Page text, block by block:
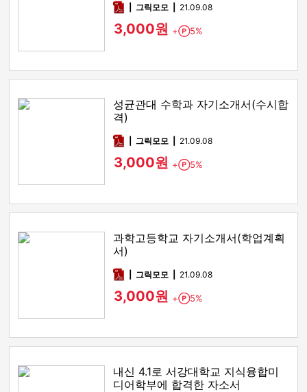
pdf그릭모모 21.09.08
3,000원 + Point
5%
성균관대 수학과 자기소개서(수시합
격)
pdf그릭모모 21.09.08
3,000원 + Point
5%
과학고등학교 자기소개서(학업계획
서)
pdf그릭모모 21.09.08
3,000원 + Point
5%
내신 4.1로 서강대학교 지식융합미
디어학부에 합격한 자소서